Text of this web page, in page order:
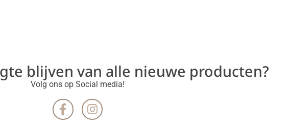
blijven van alle nieuwe producten?
Volg ons op Social media!